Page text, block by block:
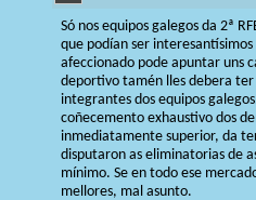
Só nos equipos galegos da 2ª
que podían ser
afeccionado pode apuntar uns
deportivo tamén lles debera
integrantes dos equipos
coñecemento exhaustivo dos
inmediatamente superior, da
disputaron as eliminatorias de
mínimo. Se en todo ese
mellores, mal asunto.